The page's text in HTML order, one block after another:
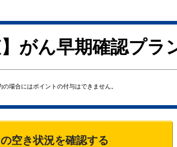
がん早期確認プラ
場合にはポイントの付与はできません。
空き状況を確認する